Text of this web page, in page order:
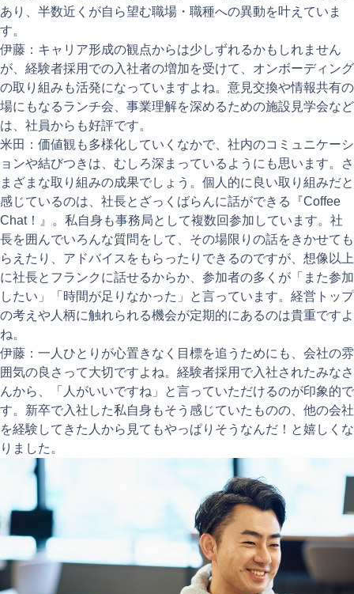
あり、半数近くが自ら望む職場・職種への異動を叶えていま
す。
伊藤：キャリア形成の観点からは少しずれるかもしれません
が、経験者採用での入社者の増加を受けて、オンボーディング
の取り組みも活発になっていますよね。意見交換や情報共有の
場にもなるランチ会、事業理解を深めるための施設見学会など
は、社員からも好評です。
米田：価値観も多様化していくなかで、社内のコミュニケーシ
ョンや結びつきは、むしろ深まっているようにも思います。さ
まざまな取り組みの成果でしょう。個人的に良い取り組みだと
感じているのは、社長とざっくばらんに話ができる『Coffee
Chat！』。私自身も事務局として複数回参加しています。社
長を囲んでいろんな質問をして、その場限りの話をきかせても
らえたり、アドバイスをもらったりできるのですが、想像以上
に社長とフランクに話せるからか、参加者の多くが「また参加
したい」「時間が足りなかった」と言っています。経営トップ
の考えや人柄に触れられる機会が定期的にあるのは貴重ですよ
ね。
伊藤：一人ひとりが心置きなく目標を追うためにも、会社の雰
囲気の良さって大切ですよね。経験者採用で入社されたみなさ
んから、「人がいいですね」と言っていただけるのが印象的で
す。新卒で入社した私自身もそう感じていたものの、他の会社
を経験してきた人から見てもやっぱりそうなんだ！と嬉しくな
りました。